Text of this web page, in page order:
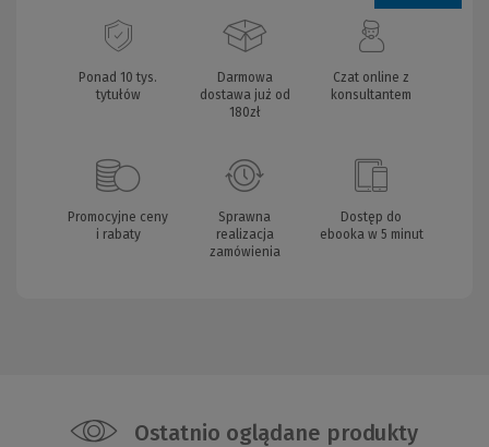
Ponad 10 tys.
tytułów
Darmowa
dostawa już od
180zł
Czat online z
konsultantem
Promocyjne ceny
i rabaty
Sprawna
realizacja
zamówienia
Dostęp do
ebooka w 5 minut
Ostatnio oglądane produkty